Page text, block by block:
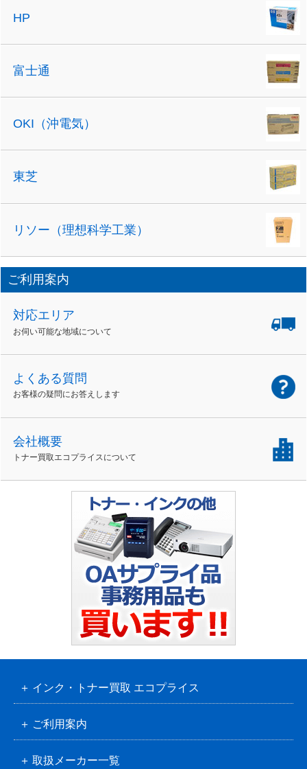
HP
富士通
OKI（沖電気）
東芝
リソー（理想科学工業）
ご利用案内
対応エリア
お伺い可能な地域について
よくある質問
お客様の疑問にお答えします
会社概要
トナー買取エコプライスについて
インク・トナー買取 エコプライス
ご利用案内
取扱メーカー一覧